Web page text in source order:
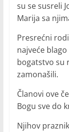
su se susreli
Marija sa
Presrećni
najveće
bogatstvo su
zamonašili.
Članovi ove
Bogu sve do
Njihov